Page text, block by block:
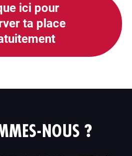
ici pour
ta place
NOUS ?